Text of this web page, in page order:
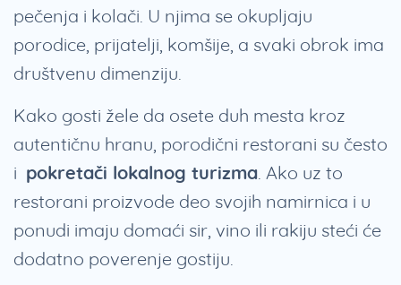
pečenja i kolači. U njima se okupljaju
porodice, prijatelji, komšije, a svaki obrok ima
društvenu dimenziju.
Kako gosti žele da osete duh mesta kroz
autentičnu hranu, porodični restorani su često
i pokretači lokalnog turizma. Ako uz to
restorani proizvode deo svojih namirnica i u
ponudi imaju domaći sir, vino ili rakiju steći će
dodatno poverenje gostiju.